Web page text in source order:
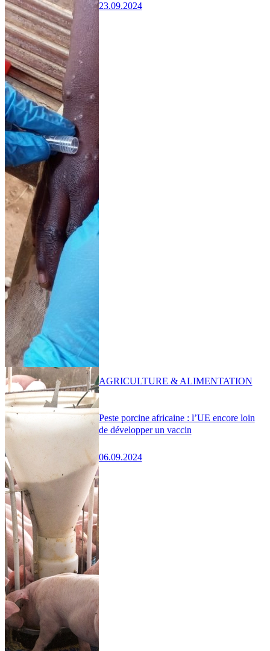
23.09.2024
Peste porcine africaine : l’UE encore loin
de développer un vaccin
06.09.2024
AGRICULTURE & ALIMENTATION